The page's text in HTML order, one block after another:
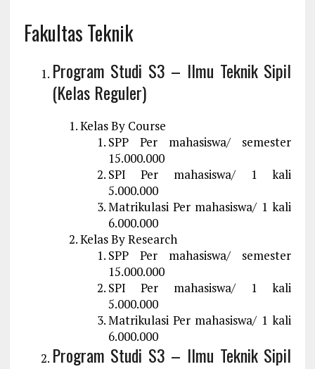
Fakultas Teknik
Program Studi S3 – Ilmu Teknik Sipil
(Kelas Reguler)
Kelas By Course
SPP Per mahasiswa/ semester
15.000.000
SPI Per mahasiswa/ 1 kali
5.000.000
Matrikulasi Per mahasiswa/ 1 kali
6.000.000
Kelas By Research
SPP Per mahasiswa/ semester
15.000.000
SPI Per mahasiswa/ 1 kali
5.000.000
Matrikulasi Per mahasiswa/ 1 kali
6.000.000
Program Studi S3 – Ilmu Teknik Sipil